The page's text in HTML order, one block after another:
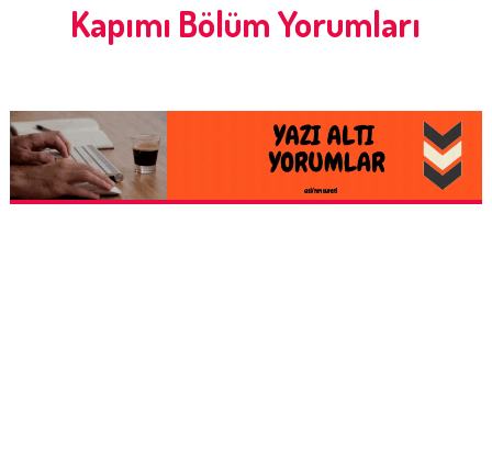
Kapımı Bölüm Yorumları